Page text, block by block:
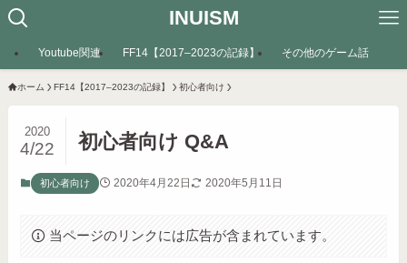
INUISM
Youtube関連 FF14【2017–2023の記録】 その他のゲーム話
ホーム FF14【2017–2023の記録】 初心者向け
初心者向け Q&A
2020
4/22
初心者向け 2020年4月22日 2020年5月11日
当ページのリンクには広告が含まれています。